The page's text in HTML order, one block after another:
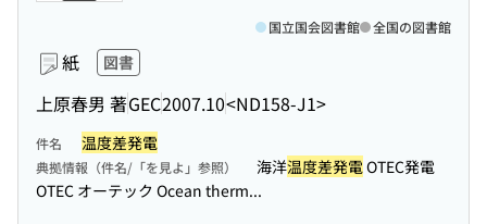
紙 図書
上原春男 著GEC2007.10<ND158-J1>
国立国会図書館 全国の図書館
件名 温度差発電
典拠情報（件名/「を見よ」参照） 海洋温度差発電OTEC発電
OTEC オーテック Ocean therm...